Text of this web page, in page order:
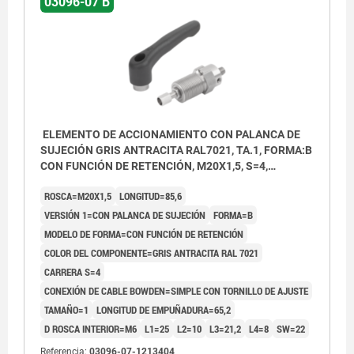
ELEMENTO DE ACCIONAMIENTO CON PALANCA DE
SUJECIÓN GRIS ANTRACITA RAL7021, TA.1, FORMA:B
CON FUNCIÓN DE RETENCIÓN, M20X1,5, S=4,
INOXIDABLE, COMP:TERMOPLÁSTICO
ROSCA=M20X1,5 LONGITUD=85,6
VERSIÓN 1=CON PALANCA DE SUJECIÓN FORMA=B
MODELO DE FORMA=CON FUNCIÓN DE RETENCIÓN
COLOR DEL COMPONENTE=GRIS ANTRACITA RAL 7021
CARRERA S=4
CONEXIÓN DE CABLE BOWDEN=SIMPLE CON TORNILLO DE AJUSTE
TAMAÑO=1
LONGITUD DE EMPUÑADURA=65,2
D ROSCA INTERIOR=M6 L1=25 L2=10 L3=21,2 L4=8 SW=22
Referencia: 03096-07-1213404